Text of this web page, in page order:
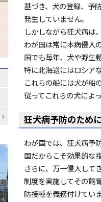
基づき、犬の登録、予
発生していません。
しかしながら狂犬病は
わが国は常に本病侵入
国でも毎年、犬や野生
特に北海道にはロシア
これらの船には犬が船
従ってこれらの犬によ
狂犬病予防のために
わが国では、狂犬病予
国だからこそ効果的な
さらに、万一侵入して
制度を実施してその飼
防接種を義務付けていま